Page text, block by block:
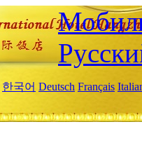
한국어 Deutsch Français